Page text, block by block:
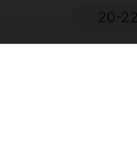
20-